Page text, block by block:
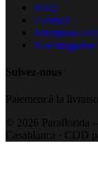
FAQ
Contact
Livraison
Nos magasins
Suivez-nous
Paiement à la
©
2026 Paraflorida
Casablanca · COD